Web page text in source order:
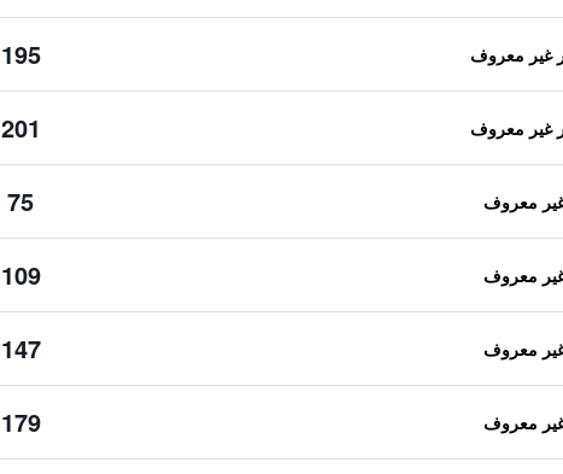
195 ﷼
201 ﷼
75 ﷼
109 ﷼
147 ﷼
179 ﷼